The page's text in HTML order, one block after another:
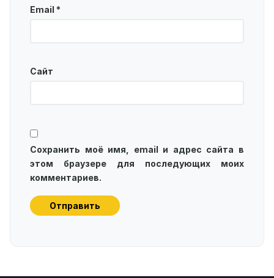
Email *
Сайт
Сохранить моё имя, email и адрес сайта в
этом браузере для последующих моих
комментариев.